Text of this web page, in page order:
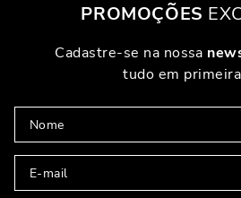
PROMOÇÕES
Cadastre-se na nossa
tudo em